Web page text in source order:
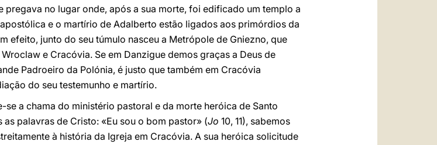
pregava no lugar onde, após a sua morte, foi edificado um templo a
e o martírio de Adalberto estão ligados aos primórdios da
efeito, junto do seu túmulo nasceu a Metrópole de Gniezno, que
e Cracóvia. Se em Danzigue demos graças a Deus de
Padroeiro da Polónia, é justo que também em Cracóvia
do seu testemunho e martírio.
a chama do ministério pastoral e da morte heróica de Santo
palavras de Cristo: «Eu sou o bom pastor» (Jo 10, 11), sabemos
à história da Igreja em Cracóvia. A sua heróica solicitude